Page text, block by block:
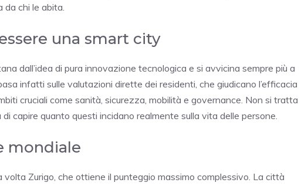
da chi le abita.
una smart city
dall’idea di pura innovazione tecnologica e si avvicina sempre più a
infatti sulle valutazioni dirette dei residenti, che giudicano l’efficacia
cruciali come sanità, sicurezza, mobilità e governance. Non si tratta
capire quanto questi incidano realmente sulla vita delle persone.
mondiale
Zurigo, che ottiene il punteggio massimo complessivo. La città